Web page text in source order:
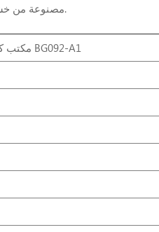
مصنوعة من خشب صلب طبيعي، مما يضفي الدفء والرقي على التصميمات الداخلية الحديثة.
مكتب كهربائي ذكي مريح مصنوع من الخشب الصلب قابل للوقوف BG092-A1